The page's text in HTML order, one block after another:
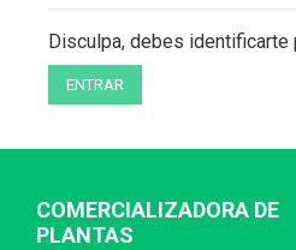
Disculpa, debes identificarte
ENTRAR
COMERCIALIZADORA DE
PLANTAS